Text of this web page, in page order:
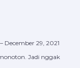
– December 29, 2021
Jadi nggak